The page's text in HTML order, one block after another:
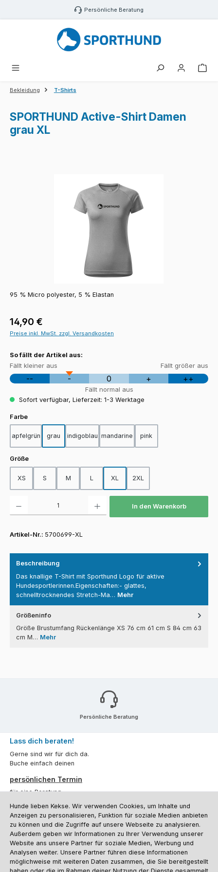
Zum Hauptinhalt springen Persönliche Beratung
Bekleidung T-Shirts
SPORTHUND Active-Shirt Damen
grau XL
95 % Micro polyester, 5 % Elastan
Regulärer Preis:
14,90 €
Preise inkl. MwSt. zzgl. Versandkosten
So fällt der Artikel aus:
Fällt kleiner aus Fällt größer aus
-- - 0 + ++
Fällt normal aus
Sofort verfügbar, Lieferzeit: 1-3 Werktage
Farbeauswählen
apfelgrün grau indigoblau mandarine pink
Größeauswählen
XS S M L XL 2XL
In den Warenkorb
Artikel-Nr.: 5700699-XL
Beschreibung
Das knallige T-Shirt mit Sporthund Logo für aktive
Hundesportlerinnen.Eigenschaften:- glattes,
schnelltrocknendes Stretch-Ma… Mehr
Größeninfo
Größe Brustumfang Rückenlänge XS 76 cm 61 cm S 84 cm 63
cm M… Mehr
Persönliche Beratung
Lass dich beraten!
Gerne sind wir für dich da.
Buche einfach deinen
persönlichen Termin
für eine Beratung.
Oder über unserKontaktformular.
Vertrag widerrufen
Kundenservice
Hunde lieben Kekse. Wir verwenden Cookies, um Inhalte und
Anzeigen zu personalisieren, Funktion für soziale Medien anbieten
zu können und die Zugriffe auf unsere Webseite zu analysieren.
Außerdem geben wir Informationen zu Ihrer Verwendung unserer
Website ans unsere Partner für soziale Medien, Werbung und
Analysen weiter. Unsere Partner führen diese Informationen
möglichweise mit weiteren Daten zusammen, die Sie bereitgestellt